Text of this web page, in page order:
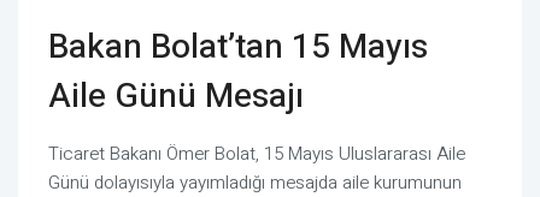
Bakan Bolat’tan 15 Mayıs
Aile Günü Mesajı
Ticaret Bakanı Ömer Bolat, 15 Mayıs Uluslararası Aile
Günü dolayısıyla yayımladığı mesajda aile kurumunun